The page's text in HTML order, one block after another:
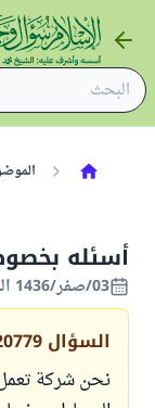
أسئله
03/صفر/1436 الموافق 25/نوفمبر/2014
السؤال
نحن شركة